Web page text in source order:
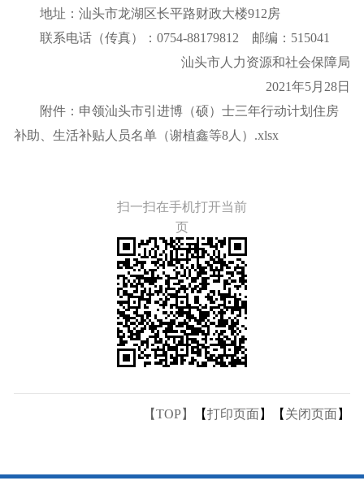
地址：汕头市龙湖区长平路财政大楼912房
联系电话（传真）：0754-88179812 邮编：515041
汕头市人力资源和社会保障局
2021年5月28日
附件： 申领汕头市引进博（硕）士三年行动计划住房
补助、生活补贴人员名单（谢植鑫等8人）.xlsx
扫一扫在手机打开当前
页
【TOP】 【打印页面】【 关闭页面】